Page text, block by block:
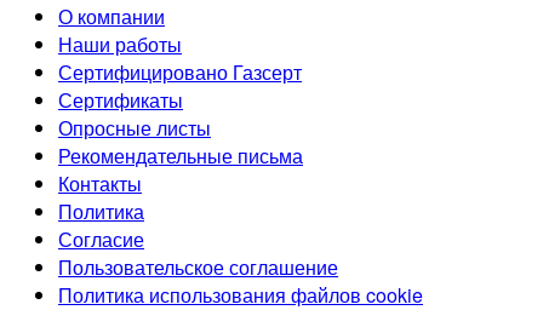
О компании
Наши работы
Сертифицировано Газсерт
Сертификаты
Опросные листы
Рекомендательные письма
Контакты
Политика
Согласие
Пользовательское соглашение
Политика использования файлов cookie